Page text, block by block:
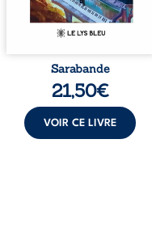
Sarabande
21,50€
VOIR CE LIVRE